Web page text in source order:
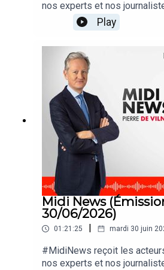
nos experts et nos
Play
Midi News
30/06/2026)
01:21:25 mardi 30 juin
#MidiNews reçoit les
nos experts et nos